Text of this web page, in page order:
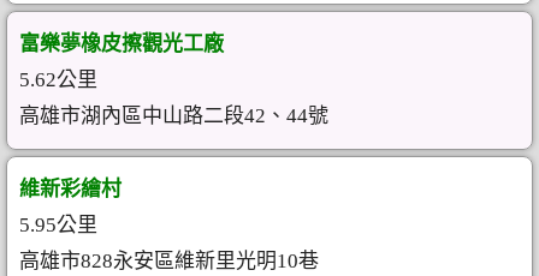
富樂夢橡皮擦觀光工廠
5.62公里
高雄市湖內區中山路二段42、44號
維新彩繪村
5.95公里
高雄市828永安區維新里光明10巷